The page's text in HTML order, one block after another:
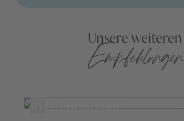
Unsere weiteren
Empfehlungen
Silver Endeavour